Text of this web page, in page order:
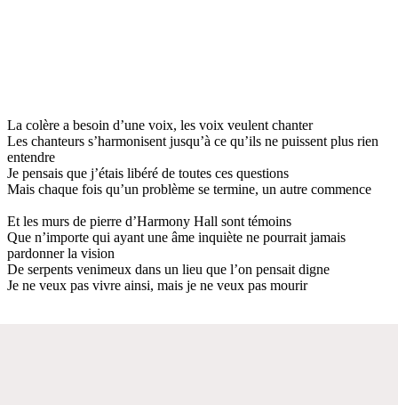
La colère a besoin d’une voix, les voix veulent chanter
Les chanteurs s’harmonisent jusqu’à ce qu’ils ne puissent plus rien
entendre
Je pensais que j’étais libéré de toutes ces questions
Mais chaque fois qu’un problème se termine, un autre commence
Et les murs de pierre d’Harmony Hall sont témoins
Que n’importe qui ayant une âme inquiète ne pourrait jamais
pardonner la vision
De serpents venimeux dans un lieu que l’on pensait digne
Je ne veux pas vivre ainsi, mais je ne veux pas mourir